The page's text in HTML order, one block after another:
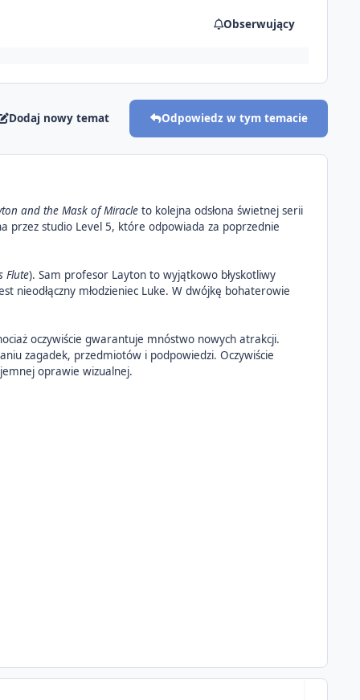
Obserwujący
Dodaj nowy temat Odpowiedz w tym temacie
and the Mask of Miracleto kolejna odsłona świetnej serii
przez studio Level 5, które odpowiada za poprzednie
Flute). Sam profesor Layton to wyjątkowo błyskotliwy
nieodłączny młodzieniec Luke. W dwójkę bohaterowie
oczywiście gwarantuje mnóstwo nowych atrakcji.
zagadek, przedmiotów i podpowiedzi. Oczywiście
oprawie wizualnej.